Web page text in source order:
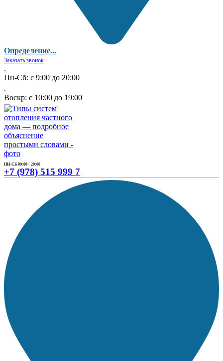
Определение...
Заказать звонок
.
Пн-Сб: с 9:00 до 20:00
.
Воскр: с 10:00 до 19:00
ПН-СБ 09:00 - 20:00
+7 (978) 515 999 7